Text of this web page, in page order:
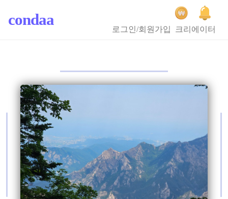
condaa
로그인/회원가입 크리에이터